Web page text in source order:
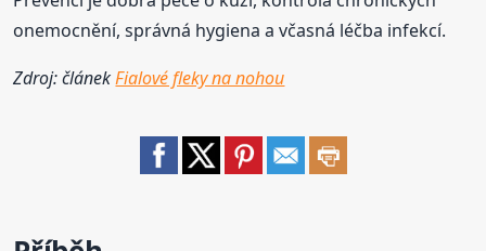
onemocnění, správná hygiena a včasná léčba infekcí.
Zdroj: článekFialové fleky na nohou